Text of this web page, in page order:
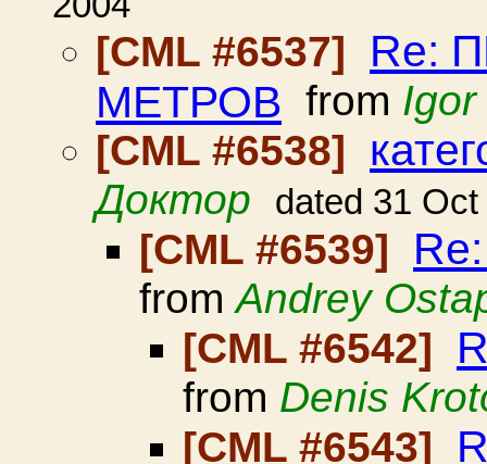
[CML #6537] Re:
МЕТРОВ from
[CML #6538]
Доктор dated 31
[CML #6539]
fromAndrey
[CML #6542]
from Denis
[CML #6543]